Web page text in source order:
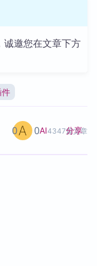
诚邀您在文章下方
AI4347篇文章
0 0 分享